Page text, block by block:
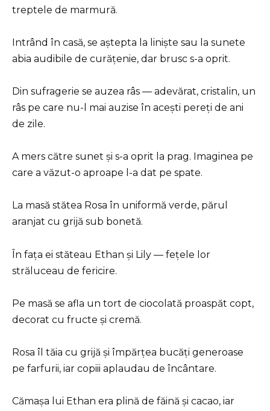
treptele de marmură.
Intrând în casă, se aștepta la liniște sau la sunete
abia audibile de curățenie, dar brusc s-a oprit.
Din sufragerie se auzea râs — adevărat, cristalin, un
râs pe care nu-l mai auzise în acești pereți de ani
de zile.
A mers către sunet și s-a oprit la prag. Imaginea pe
care a văzut-o aproape l-a dat pe spate.
La masă stătea Rosa în uniformă verde, părul
aranjat cu grijă sub bonetă.
În fața ei stăteau Ethan și Lily — fețele lor
străluceau de fericire.
Pe masă se afla un tort de ciocolată proaspăt copt,
decorat cu fructe și cremă.
Rosa îl tăia cu grijă și împărțea bucăți generoase
pe farfurii, iar copiii aplaudau de încântare.
Cămașa lui Ethan era plină de făină și cacao, iar